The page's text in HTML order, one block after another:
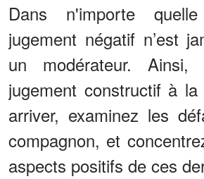
Dans n'importe
jugement négatif n’est
un modérateur. Ainsi,
jugement constructif à
arriver, examinez les
compagnon, et
aspects positifs de ces